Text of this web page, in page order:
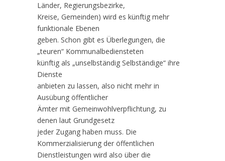
Länder, Regierungsbezirke,
Kreise, Gemeinden) wird es künftig mehr
funktionale Ebenen
geben. Schon gibt es Überlegungen, die
„teuren“ Kommunalbediensteten
künftig als „unselbständig Selbständige“ ihre
Dienste
anbieten zu lassen, also nicht mehr in
Ausübung öffentlicher
Ämter mit Gemeinwohlverpflichtung, zu
denen laut Grundgesetz
jeder Zugang haben muss. Die
Kommerzialisierung der öffentlichen
Dienstleistungen wird also über die